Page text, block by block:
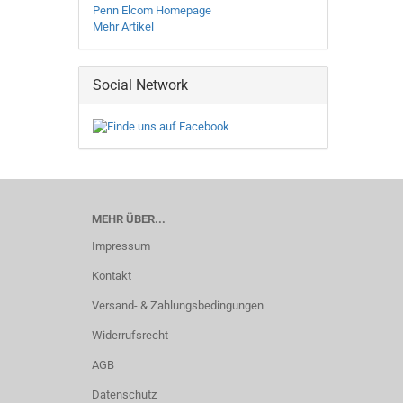
Penn Elcom Homepage
Mehr Artikel
Social Network
MEHR ÜBER...
Impressum
Kontakt
Versand- & Zahlungsbedingungen
Widerrufsrecht
AGB
Datenschutz